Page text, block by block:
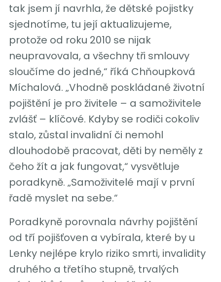
tak jsem jí navrhla, že dětské pojistky
sjednotíme, tu její aktualizujeme,
protože od roku 2010 se nijak
neupravovala, a všechny tři smlouvy
sloučíme do jedné,“ říká Chňoupková
Míchalová. „Vhodně poskládané životní
pojištění je pro živitele – a samoživitele
zvlášť – klíčové. Kdyby se rodiči cokoliv
stalo, zůstal invalidní či nemohl
dlouhodobě pracovat, děti by neměly z
čeho žít a jak fungovat,“ vysvětluje
poradkyně. „Samoživitelé mají v první
řadě myslet na sebe.“
Poradkyně porovnala návrhy pojištění
od tří pojišťoven a vybírala, které by u
Lenky nejlépe krylo riziko smrti, invalidity
druhého a třetího stupně, trvalých